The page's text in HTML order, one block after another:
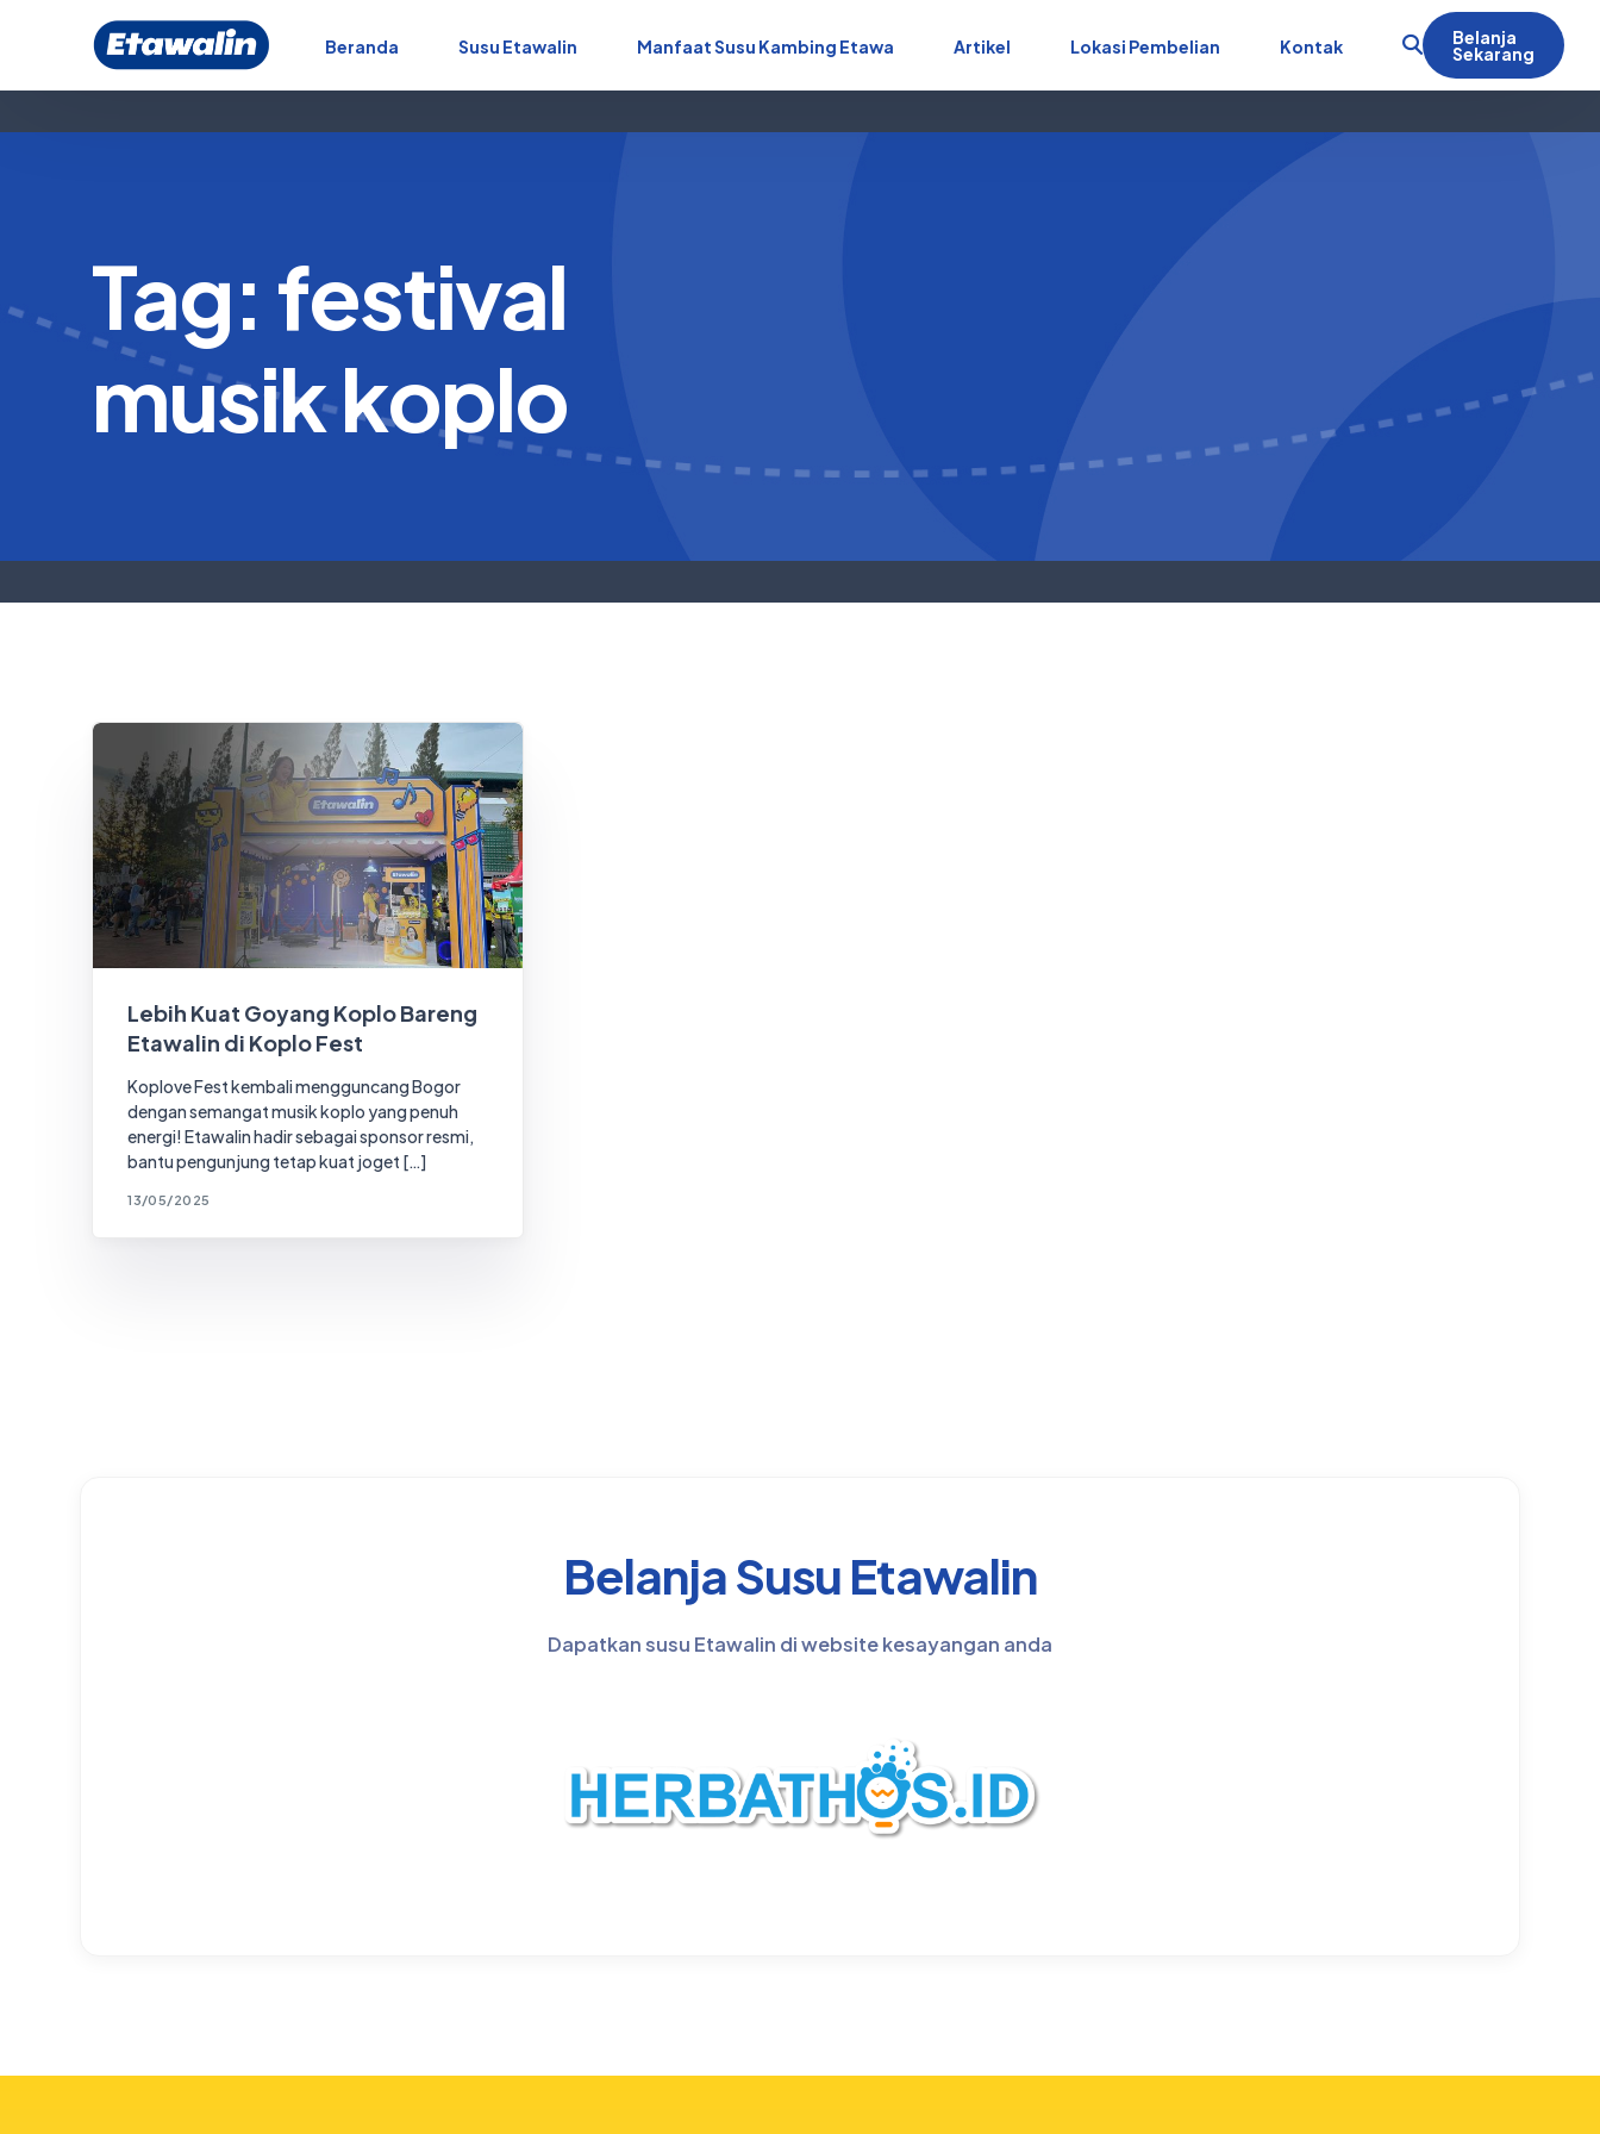
Beranda Susu Etawalin Manfaat Susu Kambing Etawa Artikel Lokasi Pembelian Kontak Belanja
Sekarang
Tag: festival
musik koplo
Lebih Kuat Goyang Koplo Bareng
Etawalin di Koplo Fest
Koplove Fest kembali mengguncang Bogor
dengan semangat musik koplo yang penuh
energi! Etawalin hadir sebagai sponsor resmi,
bantu pengunjung tetap kuat joget […]
13/05/2025
Belanja Susu Etawalin
Dapatkan susu Etawalin di website kesayangan anda